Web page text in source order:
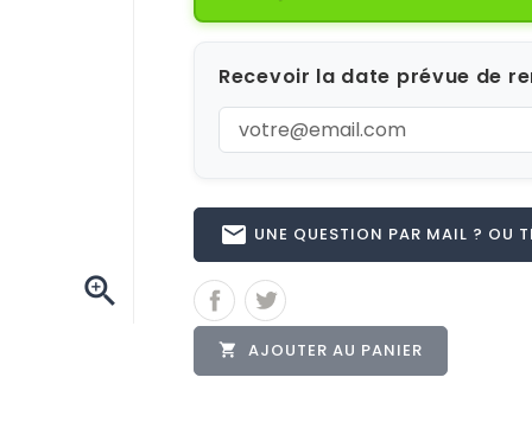

Recevoir la date prévue de
email UNE QUESTION PAR MAIL ? OU
 AJOUTER AU PANIER